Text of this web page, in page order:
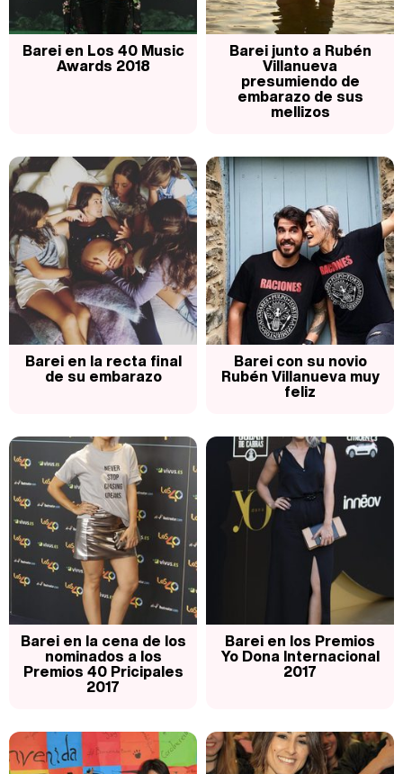
Así se tomó Felipe VI que la Infanta Sofía no quisiera recibir formación militar
Manu Baqueiro: "Tuve como referente a Bruce Willis en 'Luz de Luna' para mi trabajo en la serie 'Perdiendo el juicio'"
Magdalena de Suecia responde a las críticas y explica por qué le han permitido lanzar su propio negocio
Barei en Los 40 Music
Awards 2018
Barei junto a Rubén
Villanueva
presumiendo de
embarazo de sus
mellizos
Barei en la recta final
de su embarazo
Barei con su novio
Rubén Villanueva muy
feliz
Barei en la cena de los
nominados a los
Premios 40 Pricipales
2017
Barei en los Premios
Yo Dona Internacional
2017